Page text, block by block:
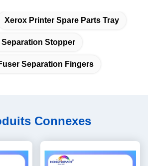
Xerox Printer Spare Parts Tray
Separation Stopper
Separation Fingers
Connexes